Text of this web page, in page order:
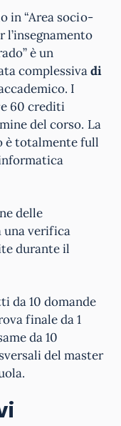
in “Area socio-
è un
complessivadi
I
60 crediti
del corso. La
è totalmente full
delle
una verifica
durante il
da 10 domande
finale da 1
da 10
del master